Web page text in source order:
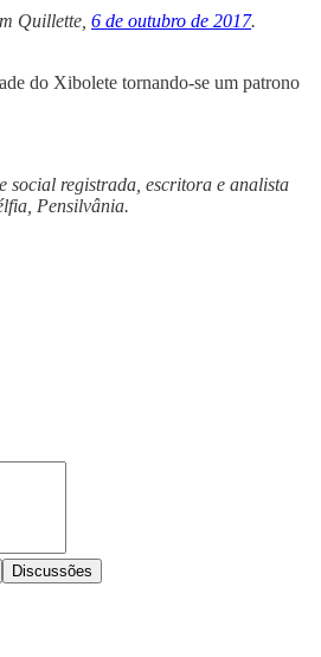
Quillette, 6 de outubro de 2017.
do Xibolete tornando-se um patrono
social registrada, escritora e analista
Pensilvânia.
Discussões